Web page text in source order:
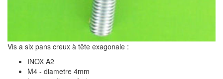
Vis a six pans creux à tête exagonale :
INOX A2
M4 - diametre 4mm